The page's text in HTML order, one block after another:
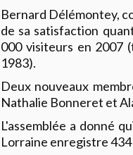
Bernard Délémontey,
de sa satisfaction
000 visiteurs en 2007
1983).
Deux nouveaux
Nathalie Bonneret et
L'assemblée a donné
Lorraine enregistre